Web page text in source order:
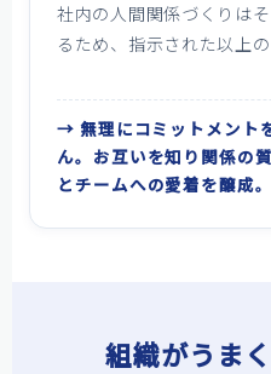
社内の人間関係づくりは
るため、指示された以上の
→ 無理にコミットメント
ん。お互いを知り関係の
とチームへの愛着を醸成。
組織がうま